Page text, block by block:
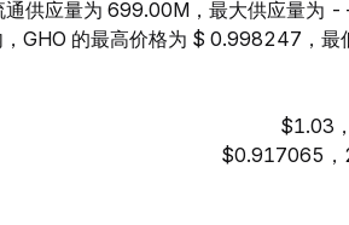
供应量为 699.00M，最大供应量为
GHO 的最高价格为 $ 0.998247，最
$1.03
$0.917065